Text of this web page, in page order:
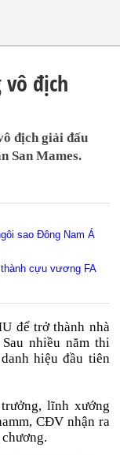
địch
địch giải đấu
San Mames.
sao Đông Nam Á
cựu vương FA
để trở thành nhà
nhiều năm thi
hiệu đầu tiên
lĩnh xướng
CĐV nhận ra